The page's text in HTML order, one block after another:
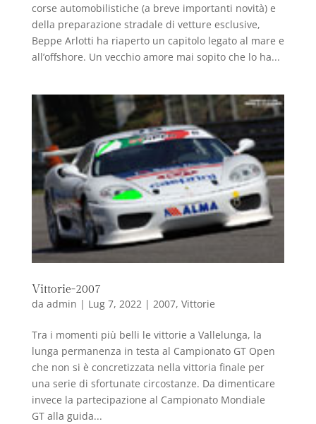
corse automobilistiche (a breve importanti novità) e
della preparazione stradale di vetture esclusive,
Beppe Arlotti ha riaperto un capitolo legato al mare e
all’offshore. Un vecchio amore mai sopito che lo ha...
Vittorie-2007
da admin | Lug 7, 2022| 2007, Vittorie
Tra i momenti più belli le vittorie a Vallelunga, la
lunga permanenza in testa al Campionato GT Open
che non si è concretizzata nella vittoria finale per
una serie di sfortunate circostanze. Da dimenticare
invece la partecipazione al Campionato Mondiale
GT alla guida...